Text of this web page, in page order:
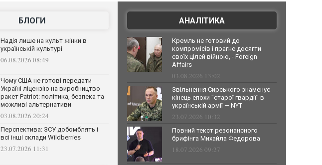
БЛОГИ
Надія лише на культ жінки в
українській культурі
06.08.2026 08:49
Чому США не готові передати
Україні ліцензію на виробництво
ракет Patriot: політика, безпека та
можливі альтернативи
03.08.2026 20:24
Перспектива: ЗСУ добомблять і
всі інші склади Wildberries
23.07.2026 11:31
АНАЛІТИКА
Кремль не готовий до
компромісів і прагне досягти
своїх цілей війною, - Foreign
Affairs
03.08.2026 13:02
Звільнення Сирського знаменує
кінець епохи "старої гвардії" в
українській армії — NYT
23.07.2026 10:32
Повний текст резонансного
брифінга Михайла Федорова
18.07.2026 09:27